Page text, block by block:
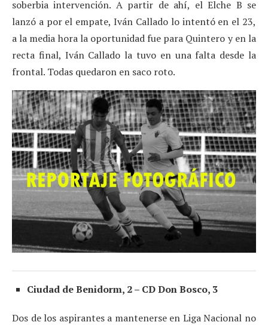
soberbia intervención. A partir de ahí, el Elche B se
lanzó a por el empate, Iván Callado lo intentó en el 23,
a la media hora la oportunidad fue para Quintero y en la
recta final, Iván Callado la tuvo en una falta desde la
frontal. Todas quedaron en saco roto.
Ciudad de Benidorm, 2 – CD Don Bosco, 3
Dos de los aspirantes a mantenerse en Liga Nacional no